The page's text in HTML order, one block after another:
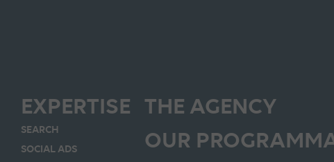
EXPERTISE
SEARCH
SOCIAL ADS
THE AGENCY
OUR